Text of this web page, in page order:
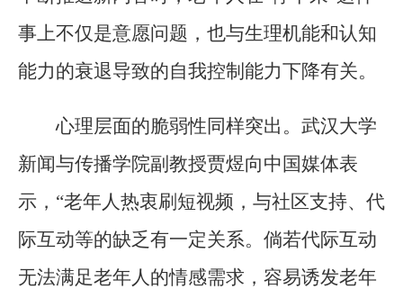
事上不仅是意愿问题，也与生理机能和认知
能力的衰退导致的自我控制能力下降有关。
心理层面的脆弱性同样突出。武汉大学
新闻与传播学院副教授贾煜向中国媒体表
示，“老年人热衷刷短视频，与社区支持、代
际互动等的缺乏有一定关系。倘若代际互动
无法满足老年人的情感需求，容易诱发老年